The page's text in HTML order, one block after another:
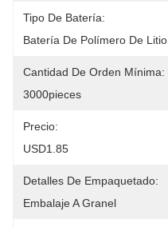
Tipo De Batería:
Batería De Polímero De Litio
Cantidad De Orden Mínima:
3000pieces
Precio:
USD1.85
Detalles De Empaquetado:
Embalaje A Granel